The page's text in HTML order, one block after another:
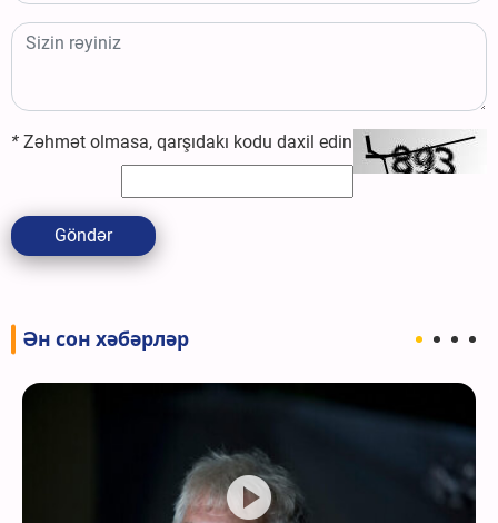
* Zəhmət olmasa, qarşıdakı kodu daxil edin
Göndər
Ән сон хәбәрләр